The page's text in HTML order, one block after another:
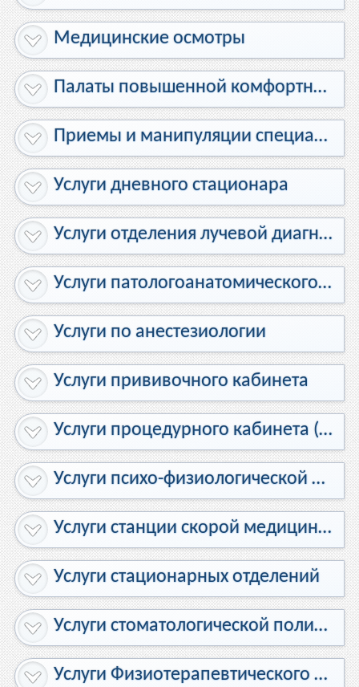
Медицинские осмотры
Палаты повышенной комфортности
Приемы и манипуляции специалистов
Услуги дневного стационара
Услуги отделения лучевой диагностики
Услуги патологоанатомического отделения
Услуги по анестезиологии
Услуги прививочного кабинета
Услуги процедурного кабинета (поликлиники, дневной стационар)
Услуги психо-физиологической лаборатории
Услуги станции скорой медицинской помощи (+гараж)
Услуги стационарных отделений
Услуги стоматологической поликлиники
Услуги Физиотерапевтического отделения